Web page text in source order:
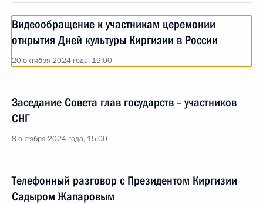
Видеообращение к участникам церемонии
открытия Дней культуры Киргизии в России
20 октября 2024 года, 19:00
Заседание Совета глав государств – участников
СНГ
8 октября 2024 года, 15:00
Телефонный разговор с Президентом Киргизии
Садыром Жапаровым